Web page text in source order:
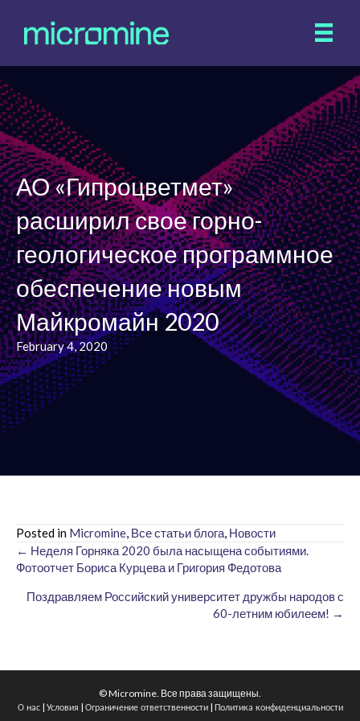
АО «Гипроцветмет»
расширил свое горно-
геологическое программное
обеспечение новым
Майкромайн 2020
February 4, 2020
Posted in Micromine, Все статьи блога, Новости
Posts
navigation
← Неделя Горняка 2020 была насыщена событиями.
Фотоотчет Бориса Курцева и Григория Федотова
Поздравляем Российский университет дружбы народов с
60-летним юбилеем! →
© Micromine. Все права защищены.
О нас| Условия | Ограничение ответственности| Политика конфиденциальности